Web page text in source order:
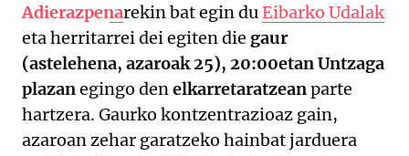
Adierazpenarekin bat egin duEibarko Udalak
eta herritarrei dei egiten die gaur
(astelehena, azaroak 25), 20:00etan Untzaga
plazanegingo denelkarretaratzeanparte
hartzera. Gaurko kontzentrazioaz gain,
azaroan zehar garatzeko hainbat jarduera